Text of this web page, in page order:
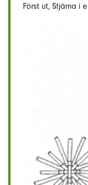
Först ut, Stjärna i